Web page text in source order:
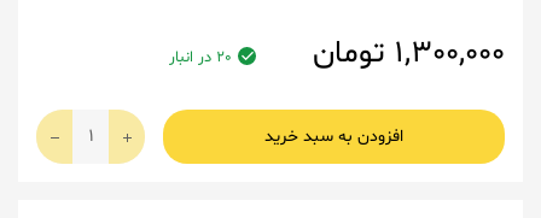
1,300,000 تومان 20 در انبار
افزودن به سبد خرید